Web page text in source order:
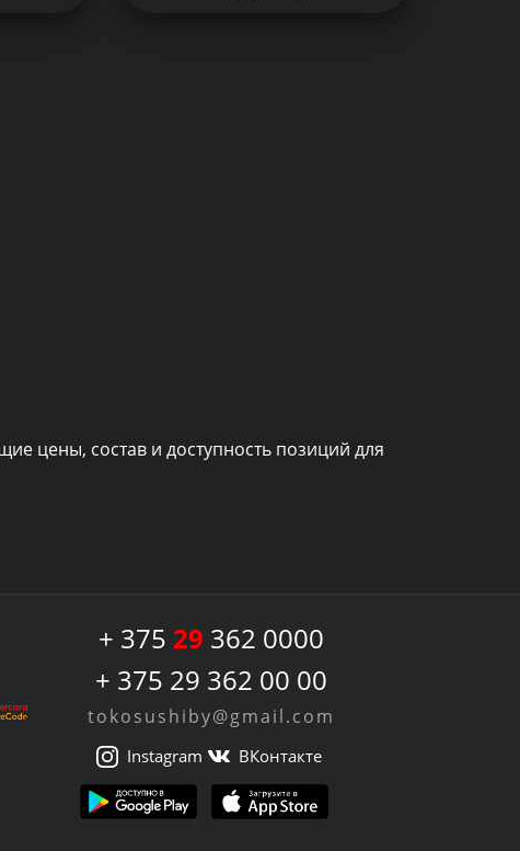
цены, состав и доступность позиций для
+ 375 29 362 0000
+ 375 29 362 00 00
tokosushiby@gmail.com
Instagram ВКонтакте